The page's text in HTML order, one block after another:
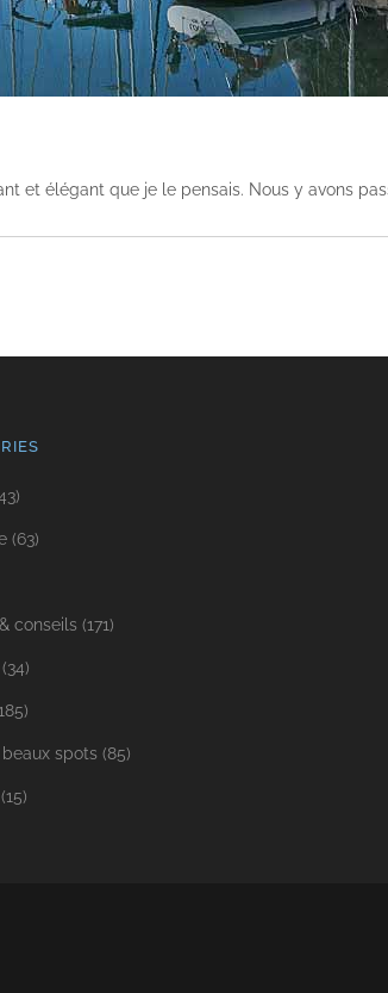
et élégant que je le pensais. Nous y avons
(63)
conseils (171)
(34)
beaux spots (85)